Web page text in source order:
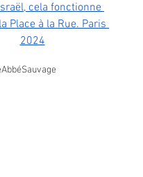
cela fonctionne
Place à la Rue. Paris
2024
AbbéSauvage